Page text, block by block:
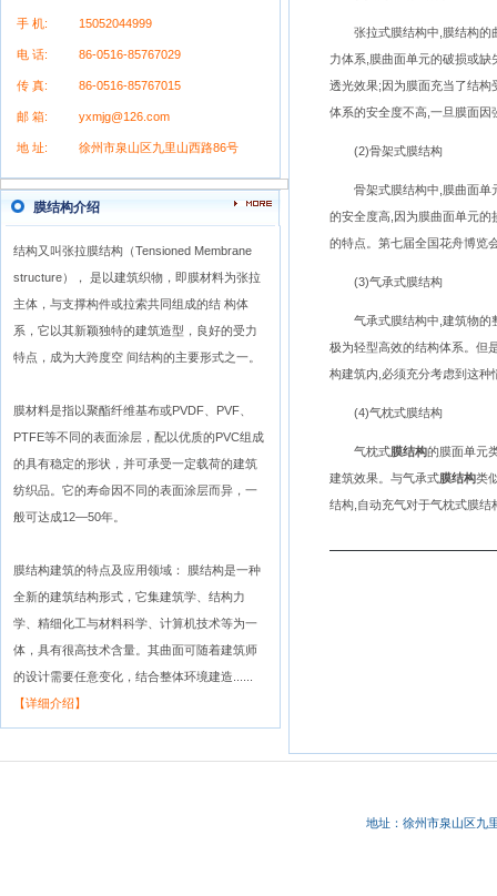
手 机: 15052044999
电 话: 86-0516-85767029
传 真: 86-0516-85767015
邮 箱: yxmjg@126.com
地 址: 徐州市泉山区九里山西路86号
膜结构介绍
结构又叫张拉膜结构（Tensioned Membrane
structure）， 是以建筑织物，即膜材料为张拉
主体，与支撑构件或拉索共同组成的结 构体
系，它以其新颖独特的建筑造型，良好的受力
特点，成为大跨度空 间结构的主要形式之一。
膜材料是指以聚酯纤维基布或PVDF、PVF、
PTFE等不同的表面涂层，配以优质的PVC组成
的具有稳定的形状，并可承受一定载荷的建筑
纺织品。它的寿命因不同的表面涂层而异，一
般可达成12—50年。
膜结构建筑的特点及应用领域： 膜结构是一种
全新的建筑结构形式，它集建筑学、结构力
学、精细化工与材料科学、计算机技术等为一
体，具有很高技术含量。其曲面可随着建筑师
的设计需要任意变化，结合整体环境建造......
【详细介绍】
张拉式膜结构中,膜结构的曲
力体系,膜曲面单元的破损或
透光效果;因为膜面充当了结构
体系的安全度不高,一旦膜面因
(2)骨架式膜结构
骨架式膜结构中,膜曲面单元
的安全度高,因为膜曲面单元的
的特点。第七届全国花舟博览
(3)气承式膜结构
气承式膜结构中,建筑物的整
极为轻型高效的结构体系。但
构建筑内,必须充分考虑到这种
(4)气枕式膜结构
气枕式膜结构的膜面单元
建筑效果。与气承式膜结构类
结构,自动充气对于气枕式膜结
地址：徐州市泉山区九